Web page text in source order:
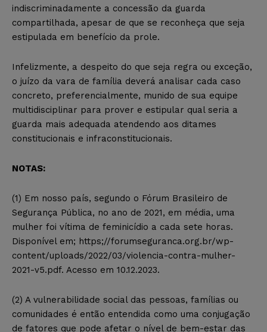
indiscriminadamente a concessão da guarda
compartilhada, apesar de que se reconheça que seja
estipulada em benefício da prole.
Infelizmente, a despeito do que seja regra ou exceção,
o juízo da vara de família deverá analisar cada caso
concreto, preferencialmente, munido de sua equipe
multidisciplinar para prover e estipular qual seria a
guarda mais adequada atendendo aos ditames
constitucionais e infraconstitucionais.
NOTAS:
(1) Em nosso país, segundo o Fórum Brasileiro de
Segurança Pública, no ano de 2021, em média, uma
mulher foi vítima de feminicídio a cada sete horas.
Disponível em; https;//forumseguranca.org.br/wp-
content/uploads/2022/03/violencia-contra-mulher-
2021-v5.pdf. Acesso em 10.12.2023.
(2) A vulnerabilidade social das pessoas, famílias ou
comunidades é então entendida como uma conjugação
de fatores que pode afetar o nível de bem-estar das